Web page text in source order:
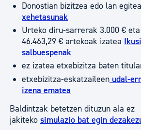
Donostian bizitzea edo lan
xehetasunak
Urteko diru-sarrerak 3.000 € eta
46.463,29 € artekoak izatea Ikusi
salbuespenak
ez izatea etxebizitza baten
etxebizitza-eskatzaileen udal-
izena ematea
Baldintzak betetzen dituzun ala ez
jakiteko simulazio bat egin